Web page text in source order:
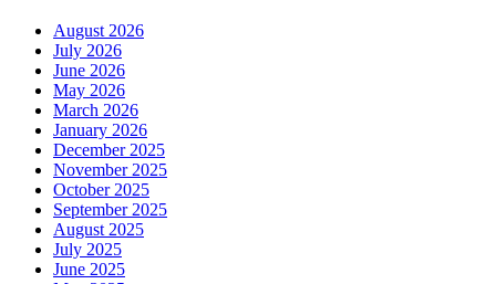
August 2026
July 2026
June 2026
May 2026
March 2026
January 2026
December 2025
November 2025
October 2025
September 2025
August 2025
July 2025
June 2025